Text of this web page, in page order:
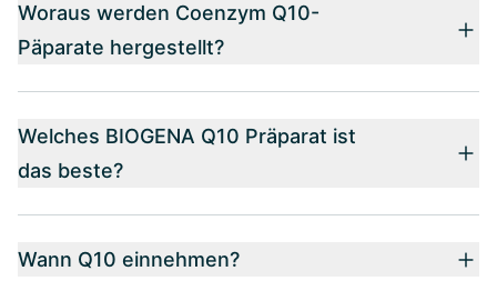
Woraus werden Coenzym Q10-
Päparate hergestellt?
Welches BIOGENA Q10 Präparat ist
das beste?
Wann Q10 einnehmen?